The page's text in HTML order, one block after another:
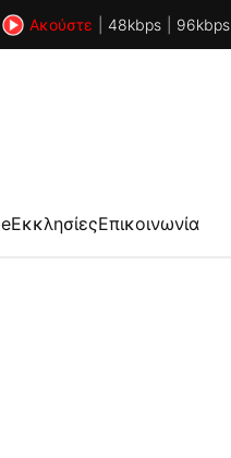
Ακούστε 48kbps 96kbps
ΕκκλησίεςΕπικοινωνία